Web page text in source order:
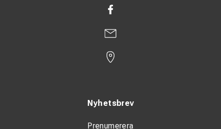
Nyhetsbrev
Prenumerera